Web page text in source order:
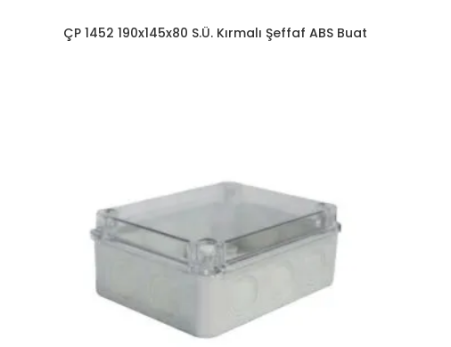
ÇP 1452 190x145x80 S.Ü. Kırmalı Şeffaf ABS Buat